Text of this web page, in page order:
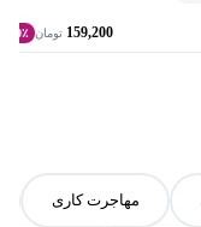
159,200 تومان 20٪
مهاجرت کاری